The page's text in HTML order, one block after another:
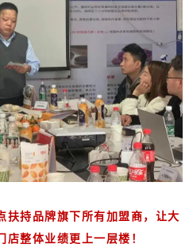
扶持品牌旗下所有加盟商，让大
整体业绩更上一层楼！